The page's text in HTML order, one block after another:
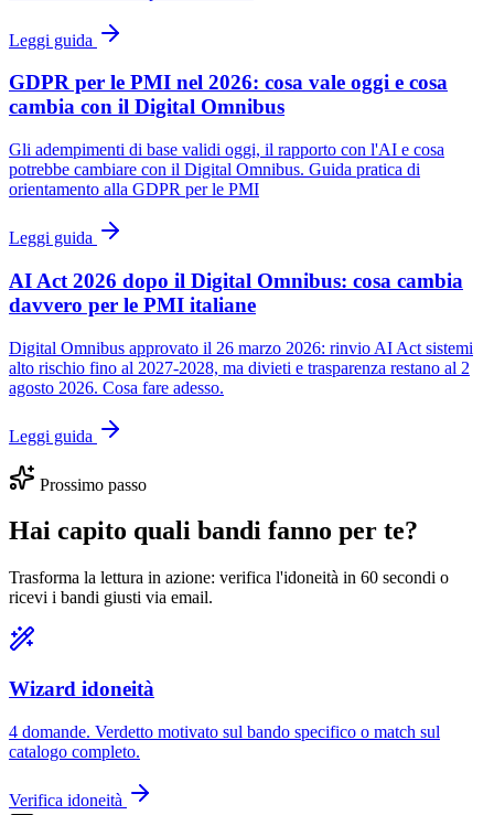
Leggi guida
GDPR per le PMI nel 2026: cosa vale oggi e cosa
cambia con il Digital Omnibus
Gli adempimenti di base validi oggi, il rapporto con l'AI e cosa
potrebbe cambiare con il Digital Omnibus. Guida pratica di
orientamento alla GDPR per le PMI
Leggi guida
AI Act 2026 dopo il Digital Omnibus: cosa cambia
davvero per le PMI italiane
Digital Omnibus approvato il 26 marzo 2026: rinvio AI Act sistemi
alto rischio fino al 2027-2028, ma divieti e trasparenza restano al 2
agosto 2026. Cosa fare adesso.
Leggi guida
Prossimo passo
Hai capito quali bandi fanno per te?
Trasforma la lettura in azione: verifica l'idoneità in 60 secondi o
ricevi i bandi giusti via email.
Wizard idoneità
4 domande. Verdetto motivato sul bando specifico o match sul
catalogo completo.
Verifica idoneità